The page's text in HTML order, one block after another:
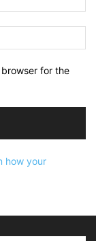
for the
how your